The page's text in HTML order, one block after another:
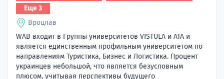
Еще 3
Вроцлав
WAB входит в Группы университетов VISTULA и ATA и
является единственным профильным университетом по
направлениям Туристика, Бизнес и Логистика. Процент
украинцев небольшой, что является безусловным
плюсом, учитывая перспективы будущего